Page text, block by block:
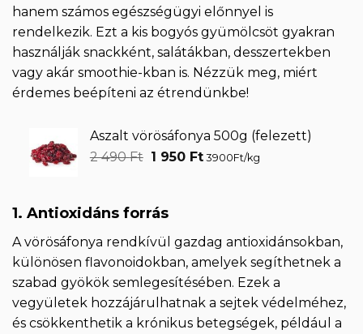
hanem számos egészségügyi előnnyel is
rendelkezik. Ezt a kis bogyós gyümölcsöt gyakran
használják snackként, salátákban, desszertekben
vagy akár smoothie-kban is. Nézzük meg, miért
érdemes beépíteni az étrendünkbe!
Aszalt vörösáfonya 500g (felezett)
2 490Ft Original
2
1 950 FtCurrent
3900Ft/kg
1. Antioxidáns forrás
A vörösáfonya rendkívül gazdag antioxidánsokban,
különösen flavonoidokban, amelyek segíthetnek a
szabad gyökök semlegesítésében. Ezek a
vegyületek hozzájárulhatnak a sejtek védelméhez,
és csökkenthetik a krónikus betegségek, például a